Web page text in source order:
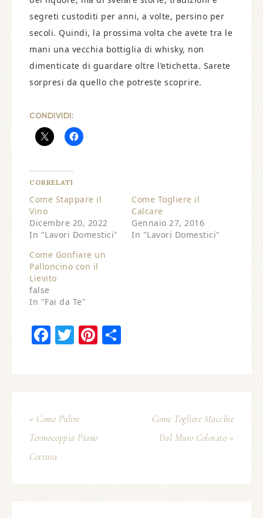
segreti custoditi per anni, a volte, persino per
secoli. Quindi, la prossima volta che avete tra le
mani una vecchia bottiglia di whisky, non
dimenticate di guardare oltre l’etichetta. Sarete
sorpresi da quello che potreste scoprire.
CONDIVIDI:
CORRELATI
Come Stappare il
Vino
Dicembre 20, 2022
In "Lavori Domestici"
Come Togliere il
Calcare
Gennaio 27, 2016
In "Lavori Domestici"
Come Gonfiare un
Palloncino con il
Lievito
false
In "Fai da Te"
Facebook
Twitter
Pinterest
« Come Pulire
Termocoppia Piano
Cottura
Come Togliere Macchie
Dal Muro Colorato »